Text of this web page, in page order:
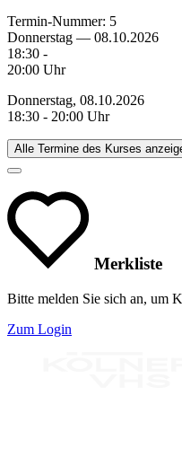
Termin-Nummer: 5
Donnerstag — 08.10.2026
18:30 -
20:00 Uhr
Donnerstag, 08.10.2026
18:30 - 20:00 Uhr
Alle Termine des Kurses
Merkliste
Bitte melden Sie sich an, um
Zum Login